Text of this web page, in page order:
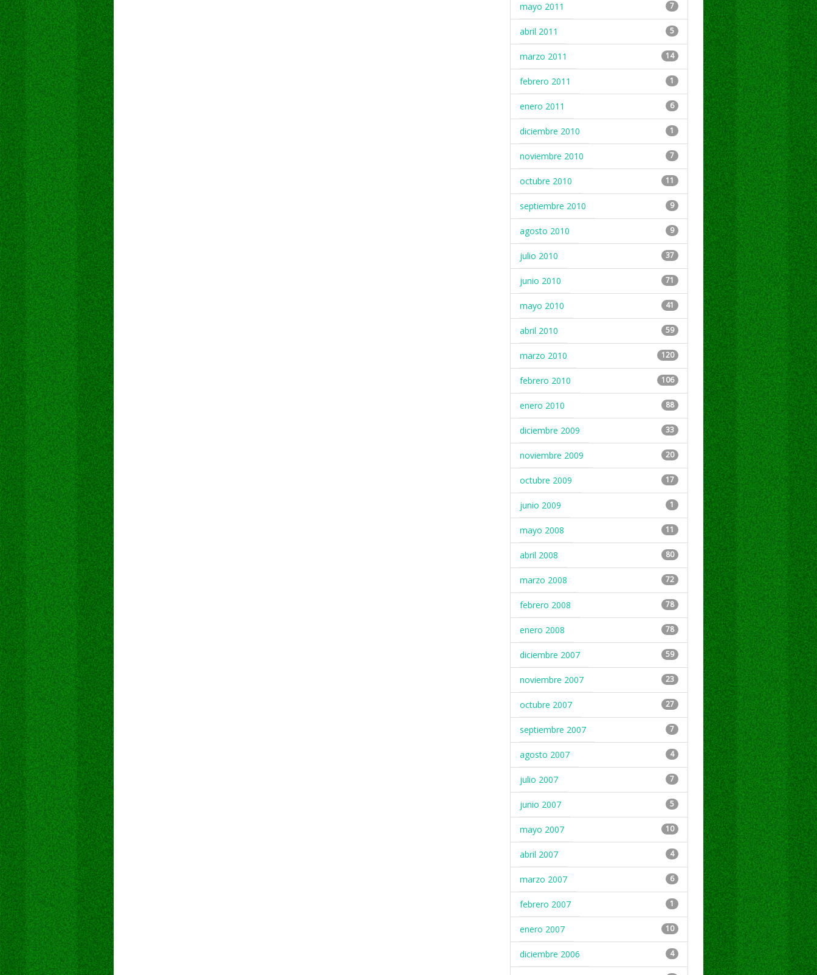
mayo 2011 7
abril 2011 5
marzo 2011 14
febrero 2011 1
enero 2011 6
diciembre 2010 1
noviembre 2010 7
octubre 2010 11
septiembre 2010 9
agosto 2010 9
julio 2010 37
junio 2010 71
mayo 2010 41
abril 2010 59
marzo 2010 120
febrero 2010 106
enero 2010 88
diciembre 2009 33
noviembre 2009 20
octubre 2009 17
junio 2009 1
mayo 2008 11
abril 2008 80
marzo 2008 72
febrero 2008 78
enero 2008 78
diciembre 2007 59
noviembre 2007 23
octubre 2007 27
septiembre 2007 7
agosto 2007 4
julio 2007 7
junio 2007 5
mayo 2007 10
abril 2007 4
marzo 2007 6
febrero 2007 1
enero 2007 10
diciembre 2006 4